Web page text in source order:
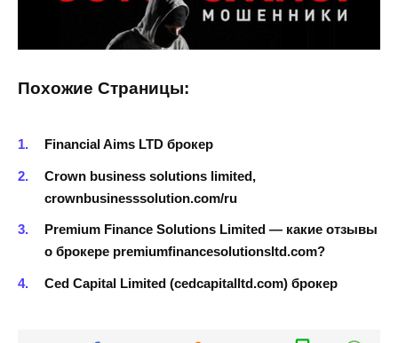
Похожие Страницы:
Financial Aims LTD брокер
Crown business solutions limited,
crownbusinesssolution.com/ru
Premium Finance Solutions Limited — какие отзывы
о брокере premiumfinancesolutionsltd.com?
Ced Capital Limited (cedcapitalltd.com) брокер